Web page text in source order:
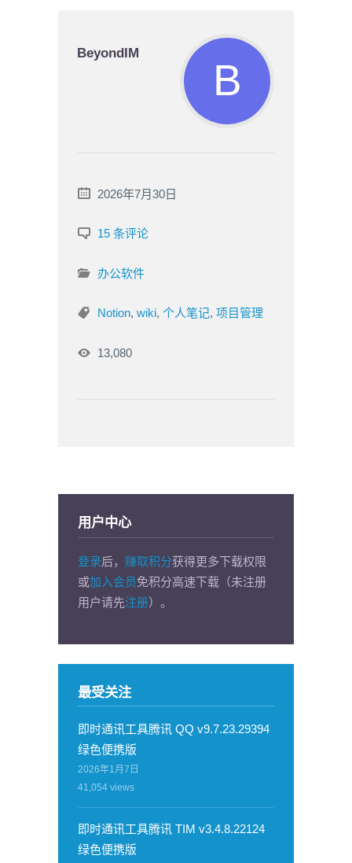
BeyondIM
2026年7月30日
15 条评论
办公软件
Notion, wiki, 个人笔记, 项目管理
13,080
用户中心
登录后， 赚取积分获得更多下载权限
或加入会员免积分高速下载（未注册
用户请先注册）。
最受关注
即时通讯工具腾讯 QQ v9.7.23.29394
绿色便携版
2026年1月7日
41,054 views
即时通讯工具腾讯 TIM v3.4.8.22124
绿色便携版